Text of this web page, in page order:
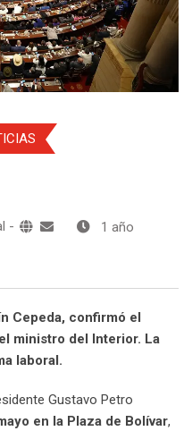
- 1 año
Cepeda, confirmó el
ministro del Interior. La
laboral.
Gustavo Petro
en la Plaza de Bolívar,